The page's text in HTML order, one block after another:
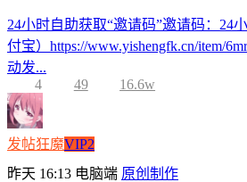
24小时自助获取“邀请码”邀请码：24
付宝）https://www.yishengfk.cn/item/
动发...
4
49 16.6w
发帖狂魔VIP2
昨天 16:13 电脑端 原创制作